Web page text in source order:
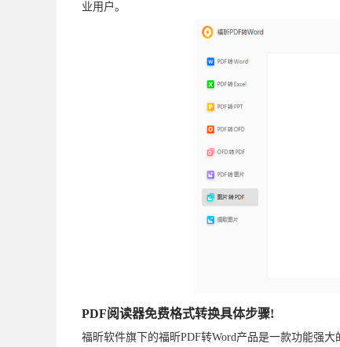
业用户。
PDF阅读器免费格式转换具体步骤!
福昕软件旗下的福昕PDF转Word产品是一款功能强